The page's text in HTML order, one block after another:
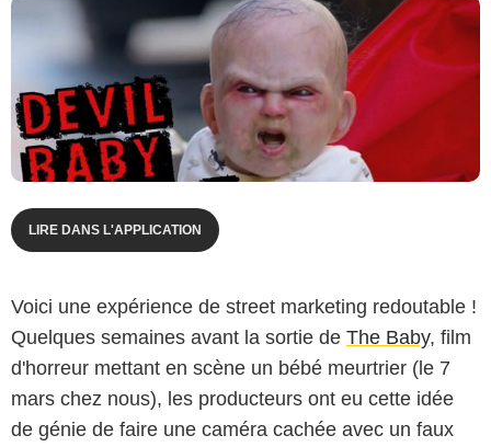
LIRE DANS L'APPLICATION
Pour promouvoir le film d'épouvante The Baby, les
producteurs ont eu l'idée de créer un faux bébé
complétement terrifiant... crise cardiaque garantie !
Voici une expérience de street marketing redoutable !
Quelques semaines avant la sortie de The Baby, film
d'horreur mettant en scène un bébé meurtrier (le 7
mars chez nous), les producteurs ont eu cette idée
de génie de faire une caméra cachée avec un faux